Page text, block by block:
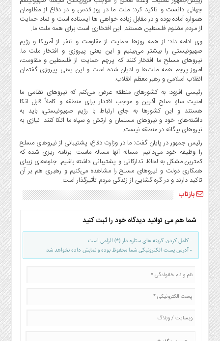
کشاورزی
و
صنایع
غذایی
سیاسی
و
بین
الملل
نگاه
روز
گوناگون
جهانی دانست و تاکید کرد: ملت ما در روز قدس و در دفاع از مظلومان
همواره آماده بوده و در مقابل زیاده خواهی ها ایستاده است و نماد حمایت
از مردم مظلوم فلسطین هستند. این افتخاری است برای همه ملت ما.
وی ادامه داد: از همه روزها حمایت از مقاومت و تنفر از آمریکا و رژیم
صهیونیستی را بیشتر می‌بینیم و این یعنی پیروزی و افتخار ملت ما.
نیروهای مسلح ما افتخار کنند که پرچم حمایت از فلسطین و مقاومت،
امروز پرچم همه ملت‌ها و ادیان شده است و این یعنی پیروزی گفتمان
انقلاب اسلامی و رهبر معظم انقلاب.
رئیسی افزود: به کشورهای منطقه عرض می‌کنم که نیروهای نظامی ما
امنیت ساز، صلح آفرین و موجب اقتدار برای منطقه و کاملاً قابل اتکا
هستند و این کشورها به جای ارتباط با رژیم صهیونیستی، باید به
داشته‌های خود و نیروهای مسلمان و ارتش و سپاه ما اتکا کنند. نیازی به
نیروهای بیگانه در منطقه نیست.
رئیس جمهور در پایان گفت: ما در وزارت دفاع، پشتیبانی از نیروهای مسلح
را وظیفه خود می‌دانیم. مساله آنها مساله ماست. برنامه ریزی شده که
کمترین مشکل به لحاظ تدارکاتی و پشتیبانی داشته باشیم. جلوه‌های زیبای
همکاری دولت و نیروهای مسلح را مشاهده می‌کنیم و رهبری هم بر آن
تاکید دارند و در گره گشایی از زندگی مردم تأثیرگذار است.
بازتاب
شما هم می توانید دیدگاه خود را ثبت کنید
- کامل کردن گزینه های ستاره دار (*) الزامی است
- آدرس پست الکترونیکی شما محفوظ بوده و نمایش داده نخواهد شد